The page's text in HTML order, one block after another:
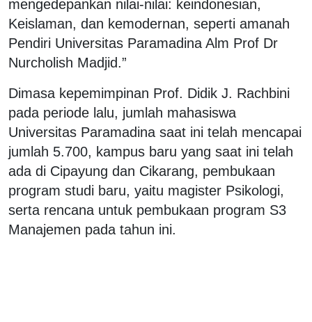
mengedepankan nilai-nilai: keindonesian,
Keislaman, dan kemodernan, seperti amanah
Pendiri Universitas Paramadina Alm Prof Dr
Nurcholish Madjid.”
Dimasa kepemimpinan Prof. Didik J. Rachbini
pada periode lalu, jumlah mahasiswa
Universitas Paramadina saat ini telah mencapai
jumlah 5.700, kampus baru yang saat ini telah
ada di Cipayung dan Cikarang, pembukaan
program studi baru, yaitu magister Psikologi,
serta rencana untuk pembukaan program S3
Manajemen pada tahun ini.